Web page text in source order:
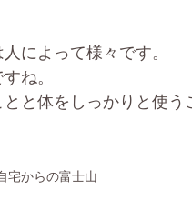
によって様々です。
ね。
と体をしっかりと使
宅からの富士山